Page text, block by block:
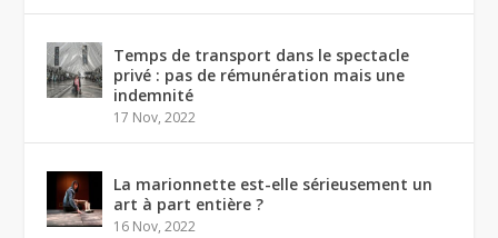
Temps de transport dans le spectacle
privé : pas de rémunération mais une
indemnité
17 Nov, 2022
La marionnette est-elle sérieusement un
art à part entière ?
16 Nov, 2022